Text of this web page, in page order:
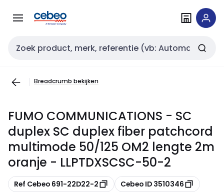
naar
naar
Zoekveld invoer
Breadcrumb bekijken
FUMO COMMUNICATIONS - SC
duplex SC duplex fiber patchcord
multimode 50/125 OM2 lengte 2m
oranje - LLPTDXSCSC-50-2
Kopiëren
Ref Cebeo 691-22D22-2 Kopiëren
Cebeo ID 3510346